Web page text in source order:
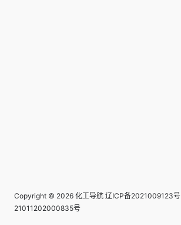
Copyright © 2026 化工导航 辽ICP备2021009123号
21011202000835号